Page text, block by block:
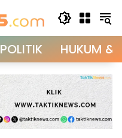
POLITIK HUKUM &